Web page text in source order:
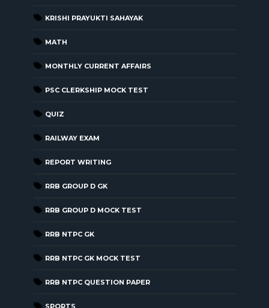
KRISHI PRAYUKTI SAHAYAK
MATH
MONTHLY CURRENT AFFAIRS
PSC CLERKSHIP MOCK TEST
QUIZ
RAILWAY EXAM
REPORT WRITING
RRB GROUP D GK
RRB GROUP D MOCK TEST
RRB NTPC GK
RRB NTPC GK MOCK TEST
RRB NTPC QUESTION PAPER
SPORTS